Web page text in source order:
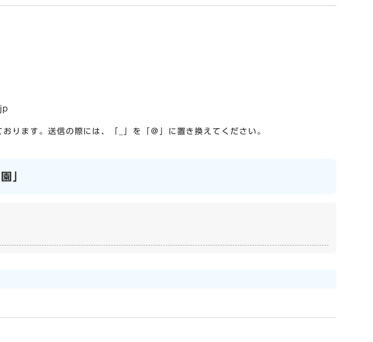
ります。送信の際には、「_」を「＠」に置き換えてください。
」